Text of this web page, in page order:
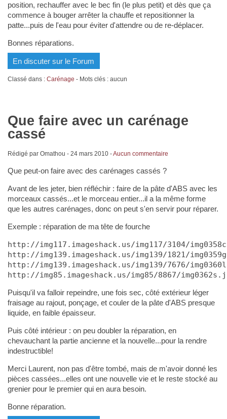
position, rechauffer avec le bec fin (le plus petit) et dès que ça
commence à bouger arrêter la chauffe et repositionner la
patte...puis de l'eau pour éviter d'attendre ou de re-déplacer.
Bonnes réparations.
En discuter sur le Forum
Classé dans : Carénage - Mots clés : aucun
Que faire avec un carénage
cassé
Rédigé par Omathou - 24 mars 2010-Aucun commentaire
Que peut-on faire avec des carénages cassés ?
Avant de les jeter, bien réfléchir : faire de la pâte d'ABS avec les
morceaux cassés...et le morceau entier...il a la même forme
que les autres carénages, donc on peut s'en servir pour réparer.
Exemple : réparation de ma tête de fourche
http://img117.imageshack.us/img117/3104/
http://img139.imageshack.us/img139/1821/
http://img139.imageshack.us/img139/7676/
http://img85.imageshack.us/img85/8867/
Puisqu'il va falloir repeindre, une fois sec, côté extérieur léger
fraisage au rajout, ponçage, et couler de la pâte d'ABS presque
liquide, en faible épaisseur.
Puis côté intérieur : on peu doubler la réparation, en
chevauchant la partie ancienne et la nouvelle...pour la rendre
indestructible!
Merci Laurent, non pas d'être tombé, mais de m'avoir donné les
pièces cassées...elles ont une nouvelle vie et le reste stocké au
grenier pour le premier qui en aura besoin.
Bonne réparation.